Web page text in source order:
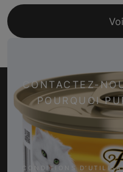
CONTACTEZ-
POURQUOI
CONDITIONS